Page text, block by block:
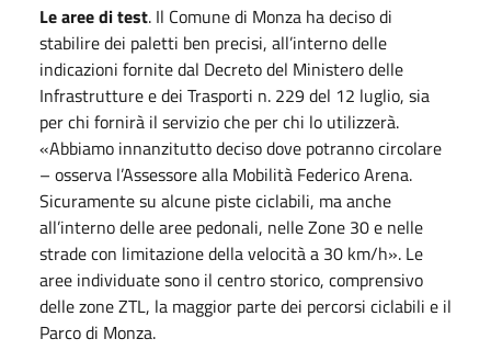
Le aree di test. Il Comune di Monza ha deciso di
stabilire dei paletti ben precisi, all’interno delle
indicazioni fornite dal Decreto del Ministero delle
Infrastrutture e dei Trasporti n. 229 del 12 luglio, sia
per chi fornirà il servizio che per chi lo utilizzerà.
«Abbiamo innanzitutto deciso dove potranno circolare
– osserva l’Assessore alla Mobilità Federico Arena.
Sicuramente su alcune piste ciclabili, ma anche
all’interno delle aree pedonali, nelle Zone 30 e nelle
strade con limitazione della velocità a 30 km/h». Le
aree individuate sono il centro storico, comprensivo
delle zone ZTL, la maggior parte dei percorsi ciclabili e il
Parco di Monza.